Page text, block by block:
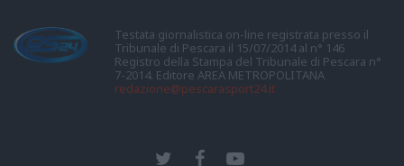
Testata giornalistica on-line registrata presso il
Tribunale di Pescara il 15/07/2014 al n° 146
Registro della Stampa del Tribunale di Pescara n°
7-2014. Editore AREA METROPOLITANA
redazione@pescarasport24.it